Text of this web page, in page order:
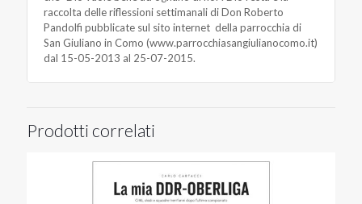
raccolta delle riflessioni settimanali di Don Roberto
Pandolfi pubblicate sul sito internet della parrocchia di
San Giuliano in Como (www.parrocchiasangiulianocomo.it)
dal 15-05-2013 al 25-07-2015.
Prodotti correlati